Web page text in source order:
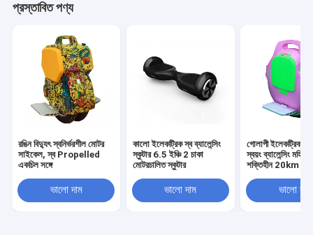
প্রস্তাবিত পণ্য
রঙিন বিদ্যুৎ স্বনির্ভরশীল মোটর
সাইকেল, স্ব Propelled
একচিল সঙ্গে
ভালো দাম
কালো ইলেকট্রিক স্ব ব্যালেন্সিং
স্কুটার 6.5 ইঞ্চি 2 চাকা
মোটরচালিত স্কুটার
ভালো দাম
গোলাপী ইলেকট্রিক
স্বয়ং ব্যালেন্সিং মহিলা
শক্তিহীন 20km
ভালো দাম